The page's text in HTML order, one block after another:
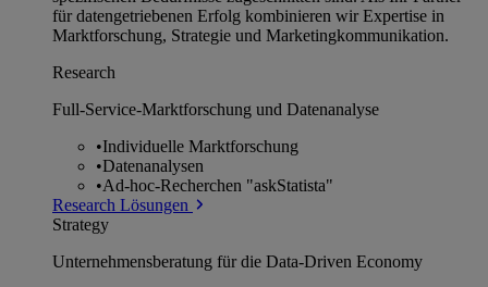
für datengetriebenen Erfolg kombinieren wir Expertise in
Marktforschung, Strategie und Marketingkommunikation.
Research
Full-Service-Marktforschung und Datenanalyse
•Individuelle Marktforschung
•Datenanalysen
•Ad-hoc-Recherchen "askStatista"
Research Lösungen
Strategy
Unternehmens­beratung für die Data-Driven Economy